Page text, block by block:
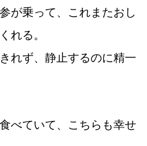
けたい】
けたい】
が乗って、これまたおし
れる。
れず、静止するのに精一
べていて、こちらも幸せ